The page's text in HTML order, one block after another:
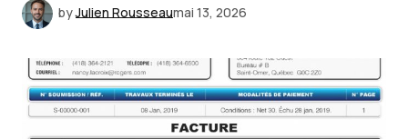
byJulien Rousseaumai 13, 2026